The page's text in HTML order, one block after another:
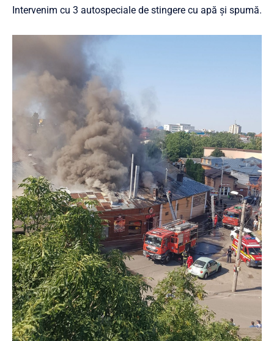
Intervenim cu 3 autospeciale de stingere cu apă și spumă.